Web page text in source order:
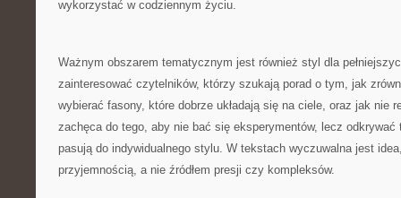
wykorzystać w codziennym życiu.
Ważnym obszarem tematycznym jest również styl dla
zainteresować czytelników, którzy szukają porad o tym, jak
wybierać fasony, które dobrze układają się na ciele, oraz jak nie
zachęca do tego, aby nie bać się eksperymentów, lecz odkrywać
pasują do indywidualnego stylu. W tekstach wyczuwalna jest
przyjemnością, a nie źródłem presji czy kompleksów.